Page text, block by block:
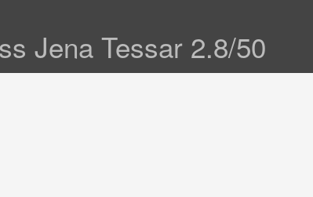
Jena Tessar 2.8/50